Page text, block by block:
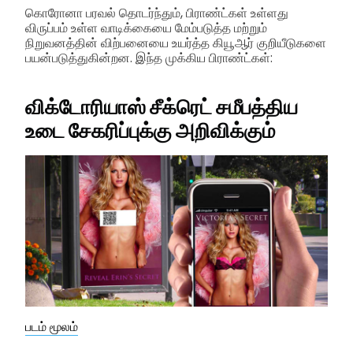
கொரோனா பரவல் தொடர்ந்தும், பிராண்ட்கள் உள்ளது
விருப்பம் உள்ள வாடிக்கையை மேம்படுத்த மற்றும்
நிறுவனத்தின் விற்பனையை உயர்த்த கியூஆர் குறியீடுகளை
பயன்படுத்துகின்றன. இந்த முக்கிய பிராண்ட்கள்:
விக்டோரியாஸ் சீக்ரெட் சமீபத்திய
உடை சேகரிப்புக்கு அறிவிக்கும்
படம் மூலம்